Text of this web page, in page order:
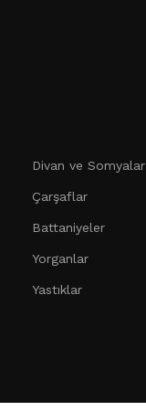
Divan ve Somyalar
Çarşaflar
Battaniyeler
Yorganlar
Yastıklar